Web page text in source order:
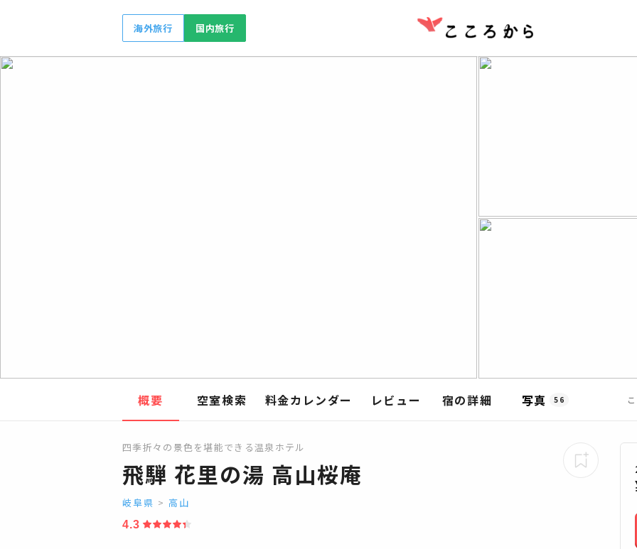
海外旅行 国内旅行
概要 空室検索 料金カレンダー レビュー 宿の詳細 写真 56
四季折々の景色を堪能できる温泉ホテル
飛騨 花里の湯 高山桜庵
岐阜県 > 高山
4.3